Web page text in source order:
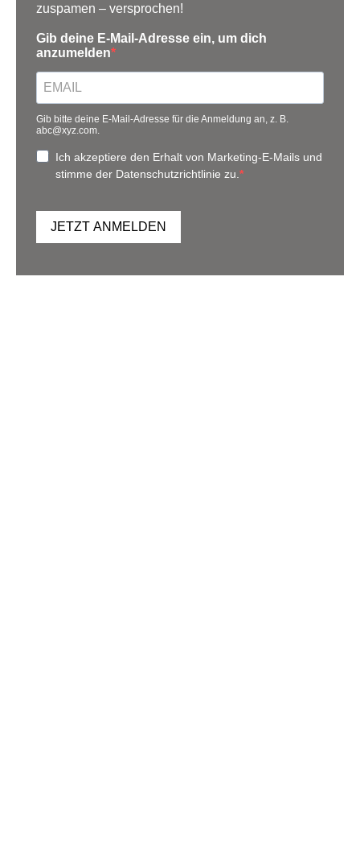
zuspamen – versprochen!
Gib deine E-Mail-Adresse ein, um dich
anzumelden
Gib bitte deine E-Mail-Adresse für die Anmeldung an, z. B.
abc@xyz.com.
Ich akzeptiere den Erhalt von Marketing-E-Mails und
stimme der Datenschutzrichtlinie zu.
JETZT ANMELDEN